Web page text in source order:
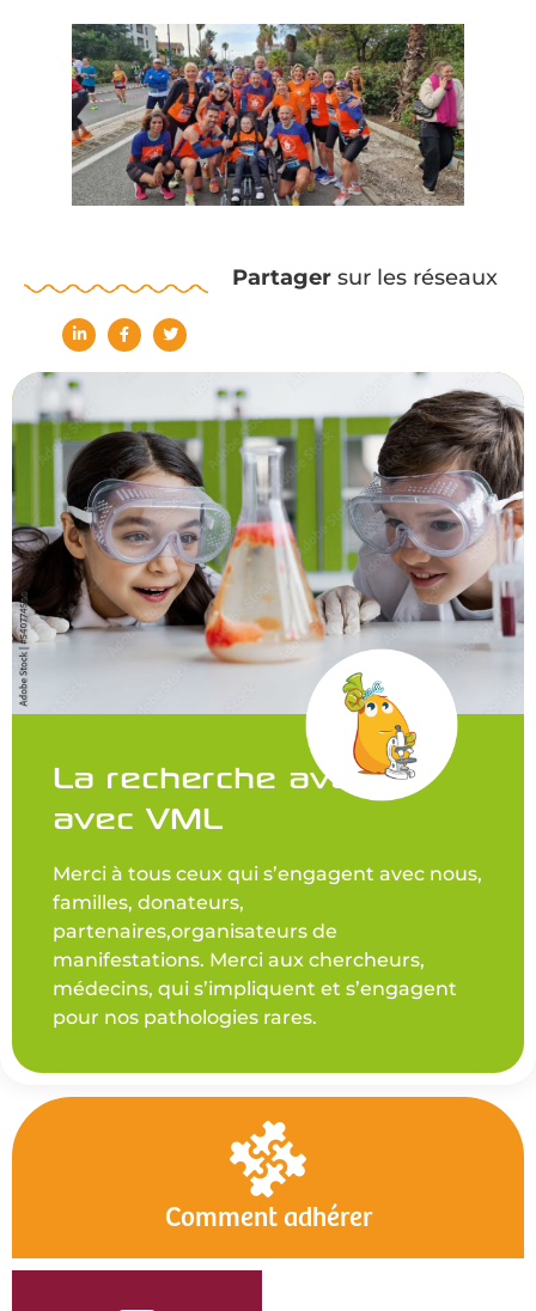
Partagersur les réseaux
La recherche avance
avec VML
Merci à tous ceux qui s’engagent avec nous,
familles, donateurs,
partenaires,organisateurs de
manifestations. Merci aux chercheurs,
médecins, qui s’impliquent et s’engagent
pour nos pathologies rares.
Comment adhérer